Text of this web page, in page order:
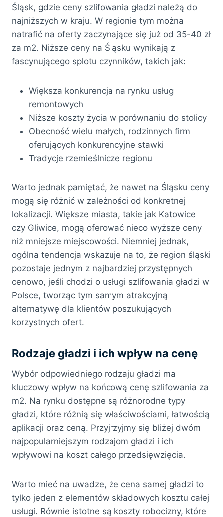
Śląsk, gdzie ceny szlifowania gładzi należą do
najniższych w kraju. W regionie tym można
natrafić na oferty zaczynające się już od 35-40 zł
za m2. Niższe ceny na Śląsku wynikają z
fascynującego splotu czynników, takich jak:
Większa konkurencja na rynku usług
remontowych
Niższe koszty życia w porównaniu do stolicy
Obecność wielu małych, rodzinnych firm
oferujących konkurencyjne stawki
Tradycje rzemieślnicze regionu
Warto jednak pamiętać, że nawet na Śląsku ceny
mogą się różnić w zależności od konkretnej
lokalizacji. Większe miasta, takie jak Katowice
czy Gliwice, mogą oferować nieco wyższe ceny
niż mniejsze miejscowości. Niemniej jednak,
ogólna tendencja wskazuje na to, że region śląski
pozostaje jednym z najbardziej przystępnych
cenowo, jeśli chodzi o usługi szlifowania gładzi w
Polsce, tworząc tym samym atrakcyjną
alternatywę dla klientów poszukujących
korzystnych ofert.
Rodzaje gładzi i ich wpływ na cenę
Wybór odpowiedniego rodzaju gładzi ma
kluczowy wpływ na końcową cenę szlifowania za
m2. Na rynku dostępne są różnorodne typy
gładzi, które różnią się właściwościami, łatwością
aplikacji oraz ceną. Przyjrzyjmy się bliżej dwóm
najpopularniejszym rodzajom gładzi i ich
wpływowi na koszt całego przedsięwzięcia.
Warto mieć na uwadze, że cena samej gładzi to
tylko jeden z elementów składowych kosztu całej
usługi. Równie istotne są koszty robocizny, które